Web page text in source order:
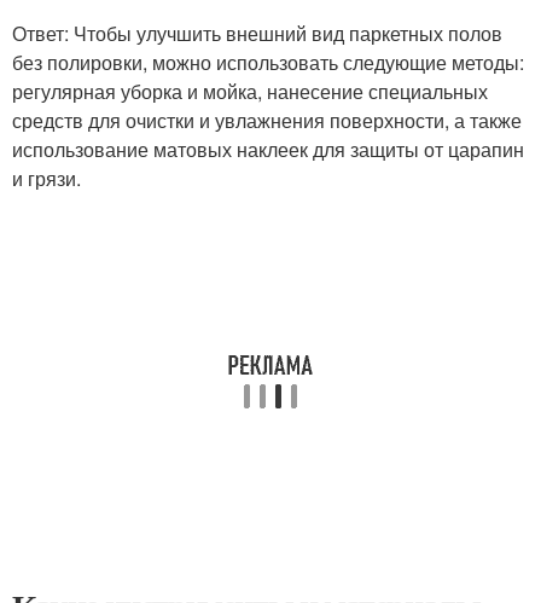
Ответ: Чтобы улучшить внешний вид паркетных полов
без полировки, можно использовать следующие методы:
регулярная уборка и мойка, нанесение специальных
средств для очистки и увлажнения поверхности, а также
использование матовых наклеек для защиты от царапин
и грязи.